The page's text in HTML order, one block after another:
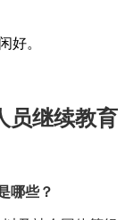
好。
员继续教育
哪些？